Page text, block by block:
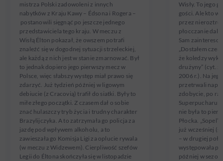
mistrza Polski zadowoleni z innych
nabytków z Kraju Kawy – Édsona i Rogera –
postanowili sięgnąć po jeszcze jednego
przedstawiciela tego kraju. W meczu z
Wisłą Élton pokazał, że owszem potrafi
znaleźć się w dogodnej sytuacji strzeleckiej,
ale każdą z nich jest w stanie zmarnować. Był
to jednak dopiero jego pierwszy mecz w
Polsce, więc słabszy występ miał prawo się
zdarzyć. Już tydzień później w ligowym
debiucie (z Cracovią) trafił do siatki. Były to
miłe złego początki. Z czasem dał o sobie
znać hulaszczy tryb życia i trudny charakter
Brazylijczyka. A to zatrzymała go policja za
jazdę pod wpływem alkoholu, a to
zawieszała go Komisja Ligi za oplucie rywala
(w meczu z Widzewem). Cierpliwość szefów
Legii do Éltona skończyła się w listopadzie
Wisły. To jego
gości. Ale kto
przez
płocczanie dali
Sam
„Dostałem
że koledzy
drużyny” (cyt. z
2006 r.). Na
przetrwali
zdobycie, po
Superpucharu
nie była to
Płocka.
już wcześniej
– w drugiej
występowała
później w